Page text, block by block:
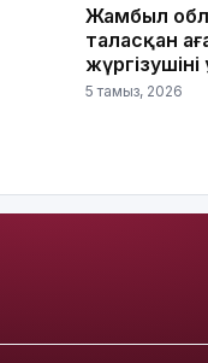
Жамбыл
таласқан
5 тамыз, 2026